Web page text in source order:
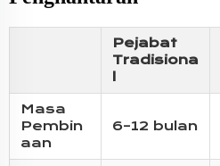
Pejabat
Tradisiona
Masa
Pembin
aan
6–12 bulan